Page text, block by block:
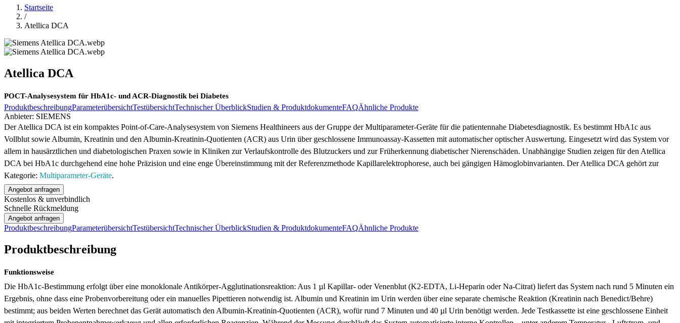
Startseite
/
Atellica DCA
Atellica DCA
POCT-Analysesystem für HbA1c- und ACR-Diagnostik bei Diabetes
ProduktbeschreibungParameterübersichtTestübersichtTechnischer ÜberblickStudien & ProduktdokumenteFAQÄhnliche Produkte
Anbieter: SIEMENS
Der Atellica DCA ist ein kompaktes Point-of-Care-Analysesystem von Siemens Healthineers aus der Gruppe der Multiparameter-Geräte für die patientennahe Diabetesdiagnostik. Es bestimmt HbA1c aus
Vollblut sowie Albumin, Kreatinin und den Albumin-Kreatinin-Quotienten (ACR) aus Urin über geschlossene Immunoassay-Kassetten mit automatischer optischer Auswertung. Eingesetzt wird das System vor
allem in hausärztlichen und diabetologischen Praxen sowie in Kliniken zur Verlaufskontrolle des Blutzuckers und zur Früherkennung diabetischer Nierenschäden. Unabhängige Studien zeigen für den Atellica
DCA bei HbA1c durchgehend eine hohe Präzision und eine enge Übereinstimmung mit der Referenzmethode Kapillarelektrophorese, auch bei gängigen Hämoglobinvarianten. Der Atellica DCA gehört zur
Kategorie: Multiparameter-Geräte.
Angebot anfragen
Kostenlos & unverbindlich
Schnelle Rückmeldung
Angebot anfragen
ProduktbeschreibungParameterübersichtTestübersichtTechnischer ÜberblickStudien & ProduktdokumenteFAQÄhnliche Produkte
Produktbeschreibung
Funktionsweise
Die HbA1c-Bestimmung erfolgt über eine monoklonale Antikörper-Agglutinationsreaktion: Aus 1 µl Kapillar- oder Venenblut (K2-EDTA, Li-Heparin oder Na-Citrat) liefert das System nach rund 5 Minuten ein
Ergebnis, ohne dass eine Probenvorbereitung oder ein manuelles Pipettieren notwendig ist. Albumin und Kreatinin im Urin werden über eine separate chemische Reaktion (Kreatinin nach Benedict/Behre)
bestimmt; aus beiden Werten berechnet das Gerät automatisch den Albumin-Kreatinin-Quotienten (ACR), wofür rund 7 Minuten und 40 µl Urin benötigt werden. Jede Testkassette ist eine geschlossene Einheit